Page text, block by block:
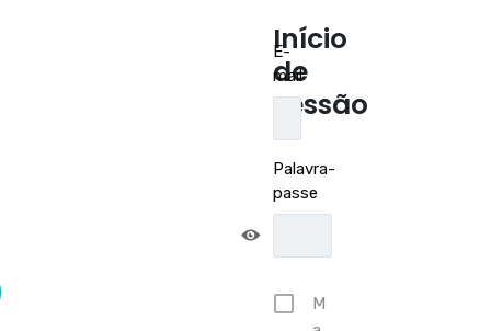
Início
de
sessão
E-
mail
Palavra-
passe
M